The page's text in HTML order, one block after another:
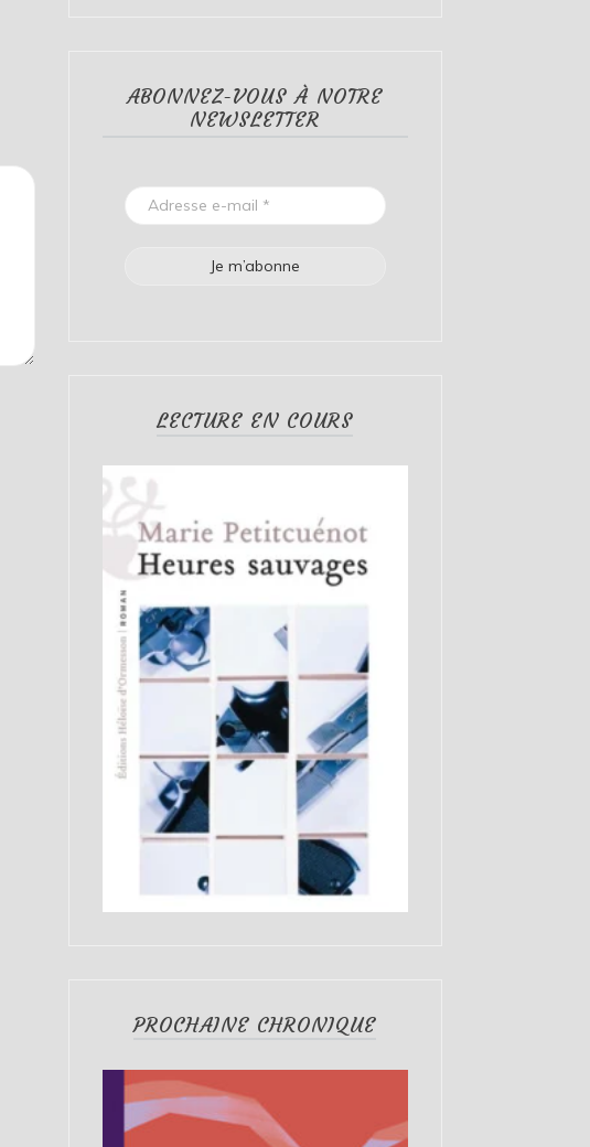
ABONNEZ-VOUS À NOTRE
NEWSLETTER
LECTURE EN COURS
PROCHAINE CHRONIQUE